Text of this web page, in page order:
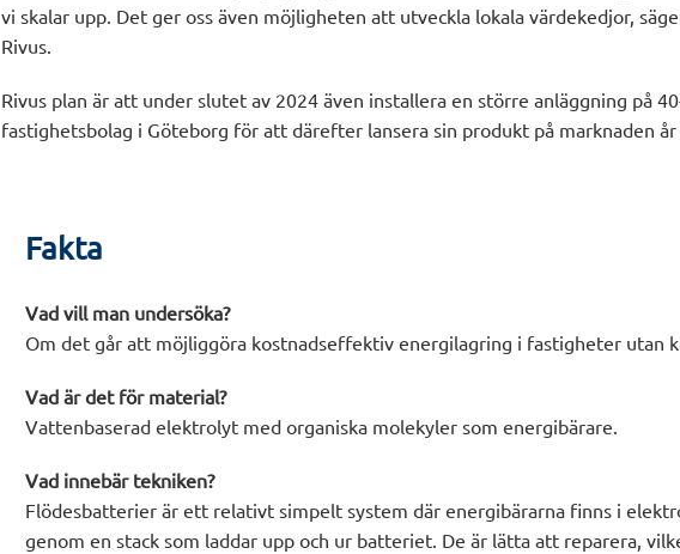
vi skalar upp. Det ger oss även möjligheten att utveckla lokala värdekedjor,
Rivus.
Rivus plan är att under slutet av 2024 även installera en större anläggning på
fastighetsbolag i Göteborg för att därefter lansera sin produkt på marknaden år
Fakta
Vad vill man undersöka?
Om det går att möjliggöra kostnadseffektiv energilagring i fastigheter utan
Vad är det för material?
Vattenbaserad elektrolyt med organiska molekyler som energibärare.
Vad innebär tekniken?
Flödesbatterier är ett relativt simpelt system där energibärarna finns i
genom en stack som laddar upp och ur batteriet. De är lätta att reparera,